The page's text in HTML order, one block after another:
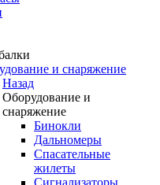
и снаряжение
Назад
Оборудование и
снаряжение
Бинокли
Дальномеры
Спасательные
жилеты
Сигнализаторы